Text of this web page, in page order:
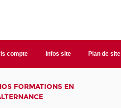
compte Infos site Plan de site
FORMATIONS EN